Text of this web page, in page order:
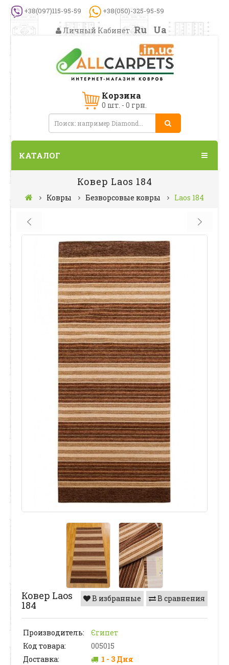
+38(097)115-95-59 +38(050)-325-95-59
Личный Кабинет Ru Ua
Корзина
0 шт. - 0 грн.
КАТАЛОГ
Ковер Laos 184
Ковры Безворсовые ковры Laos 184
В сравнения
В избранные
Ковер Laos
184
Производитель:
Єгипет
Код товара:
005015
Доставка:
1 - 3 Дня